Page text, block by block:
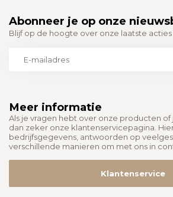
Meer informatie
Als je vragen hebt over onze producten
dan zeker onze klantenservicepagina.
bedrijfsgegevens, antwoorden op
verschillende manieren om met ons in
Klantenservice
Abonneer je op onze
Blijf op de hoogte over onze laatste acties